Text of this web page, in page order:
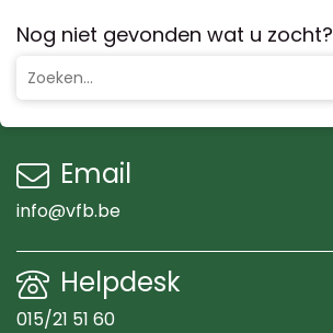
Nog niet gevonden wat u zocht?
Email
info@vfb.be
Helpdesk
015/21 51 60